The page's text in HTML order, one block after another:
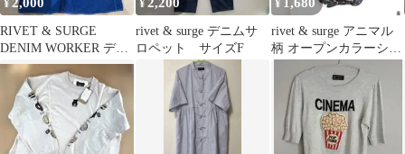
¥
RIVET & SURGE
DENIM WORKER デニ
ム ロングスカート
¥
rivet & surge デニムサ
ロペット サイズF
¥
rivet & surge アニマル
柄 オープンカラーシャ
ツ 半袖